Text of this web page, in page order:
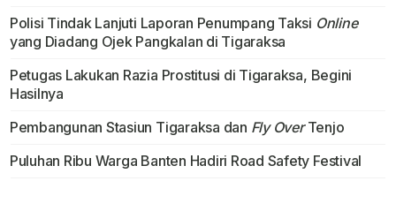
Polisi Tindak Lanjuti Laporan Penumpang Taksi Online
yang Diadang Ojek Pangkalan di Tigaraksa
Petugas Lakukan Razia Prostitusi di Tigaraksa, Begini
Hasilnya
Pembangunan Stasiun Tigaraksa dan Fly OverTenjo
Puluhan Ribu Warga Banten Hadiri Road Safety Festival